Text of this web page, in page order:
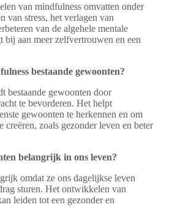
van mindfulness omvatten onder
van stress, het verlagen van
van de algehele mentale
bij aan meer zelfvertrouwen en een
bestaande gewoonten?
bestaande gewoonten door
te bevorderen. Het helpt
gewoonten te herkennen en om
creëren, zoals gezonder leven en beter
belangrijk in ons leven?
omdat ze ons dagelijkse leven
sturen. Het ontwikkelen van
leiden tot een gezonder en